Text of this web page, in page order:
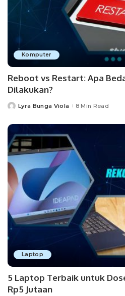
Komputer
Reboot vs Restart: Apa
Dilakukan?
PostedLyra Bunga Viola 8 Min Read
Laptop
5 Laptop Terbaik untuk
Rp5 Jutaan